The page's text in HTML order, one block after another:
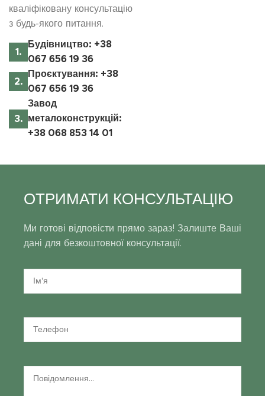
кваліфіковану консультацію
з будь-якого питання.
Будівництво: +38
067 656 19 36
Проєктування: +38
067 656 19 36
Завод
металоконструкцій:
+38 068 853 14 01
ОТРИМАТИ КОНСУЛЬТАЦІЮ
Ми готові відповісти прямо зараз! Залиште Ваші
дані для безкоштовної консультації.